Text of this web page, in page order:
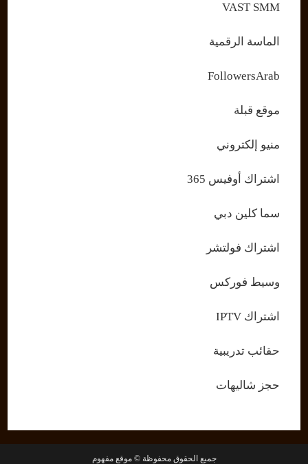
VAST SMM
الماسة الرقمية
FollowersArab
موقع قبلة
منيو إلكتروني
اشتراك أوفيس 365
سما كلين دبي
اشتراك فولتشر
وسيط فوركس
اشتراك IPTV
حقائب تدريبية
حجز شاليهات
جميع الحقوق محفوظة © موقع مفهوم